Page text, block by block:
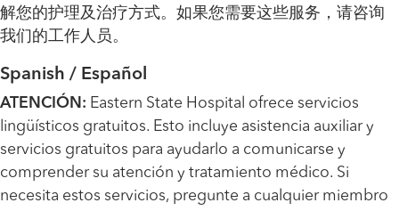
解您的护理及治疗方式。如果您需要这些服务，请咨询
我们的工作人员。
Spanish / Español
ATENCIÓN: Eastern State Hospital ofrece servicios
lingüísticos gratuitos. Esto incluye asistencia auxiliar y
servicios gratuitos para ayudarlo a comunicarse y
comprender su atención y tratamiento médico. Si
necesita estos servicios, pregunte a cualquier miembro